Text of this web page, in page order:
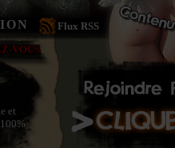
Flux RSS
VOUS
et